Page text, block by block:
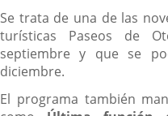
Se trata de una de las
turísticas Paseos de
septiembre y que se
diciembre.
El programa también